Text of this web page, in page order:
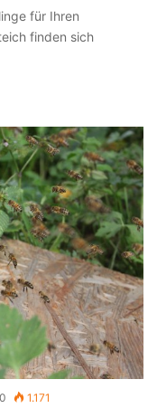
für Ihren
finden sich
0 1.171